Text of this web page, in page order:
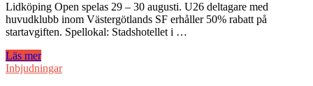
Lidköping Open spelas 29 – 30 augusti. U26 deltagare med
huvudklubb inom Västergötlands SF erhåller 50% rabatt på
startavgiften. Spellokal: Stadshotellet i …
Lägre
startavgift
Läs mer
Inbjudningar